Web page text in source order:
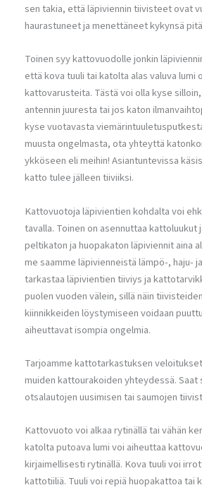
sen takia, että läpiviennin tiivisteet ovat
haurastuneet ja menettäneet kykynsä
Toinen syy kattovuodolle jonkin
että kova tuuli tai katolta alas valuva
kattovarusteita. Tästä voi olla kyse
antennin juuresta tai jos katon
kyse vuotavasta
muusta ongelmasta, ota yhteyttä
ykköseen eli meihin! Asiantuntevissa
katto tulee jälleen tiiviiksi.
Kattovuotoja läpivientien kohdalta voi
tavalla. Toinen on asennuttaa kattoluukut
peltikaton ja huopakaton läpiviennit aina
me saamme läpivienneistä lämpö-, haju-
tarkastaa läpivientien tiiviys ja
puolen vuoden välein, sillä näin
kiinnikkeiden löystymiseen voidaan
aiheuttavat isompia ongelmia.
Tarjoamme kattotarkastuksen
muiden kattourakoiden yhteydessä. Saat
otsalautojen uusimisen tai saumojen
Kattovuoto voi alkaa rytinällä tai vähän
katolta putoava lumi voi aiheuttaa
kirjaimellisesti rytinällä. Kova tuuli voi
kattotiiliä. Tuuli voi repiä huopakattoa tai